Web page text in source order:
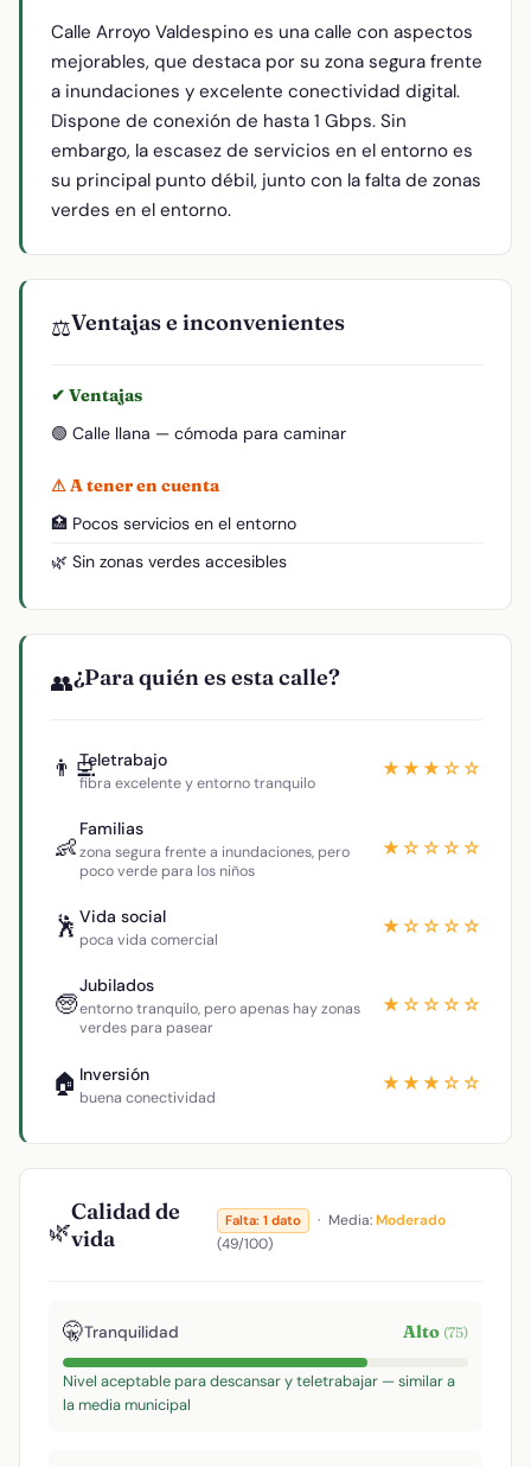
Calle Arroyo Valdespino es una calle con aspectos
mejorables, que destaca por su zona segura frente
a inundaciones y excelente conectividad digital.
Dispone de conexión de hasta 1 Gbps. Sin
embargo, la escasez de servicios en el entorno es
su principal punto débil, junto con la falta de zonas
verdes en el entorno.
⚖️Ventajas e inconvenientes
✔ Ventajas
🟢 Calle llana — cómoda para caminar
⚠ A tener en cuenta
🏥 Pocos servicios en el entorno
🌿 Sin zonas verdes accesibles
👥¿Para quién es esta calle?
👨‍💻Teletrabajo
fibra excelente y entorno tranquilo
★★★☆☆
👶
Familias
zona segura frente a inundaciones, pero
poco verde para los niños
★☆☆☆☆
🕺 Vida social
poca vida comercial
★☆☆☆☆
🧓
Jubilados
entorno tranquilo, pero apenas hay zonas
verdes para pasear
★☆☆☆☆
🏠 Inversión
buena conectividad
★★★☆☆
🌿
Calidad de
vida
Falta: 1 dato · Media:Moderado
(49/100)
🤫Tranquilidad Alto (75)
Nivel aceptable para descansar y teletrabajar — similar a
la media municipal